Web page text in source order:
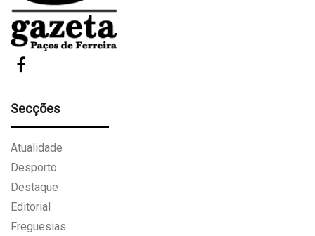
Secções
Atualidade
Desporto
Destaque
Editorial
Freguesias